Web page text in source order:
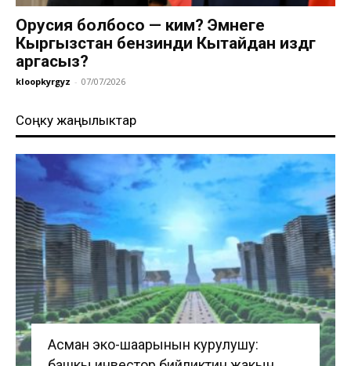
Орусия болбосо — ким? Эмнеге
Кыргызстан бензинди Кытайдан издөөгө
аргасыз?
kloopkyrgyz - 07/07/2026
Соңку жаңылыктар
Асман эко-шаарынын курулушу: